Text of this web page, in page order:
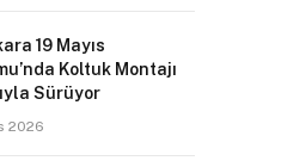
19 Mayıs
Koltuk Montajı
Sürüyor
2026